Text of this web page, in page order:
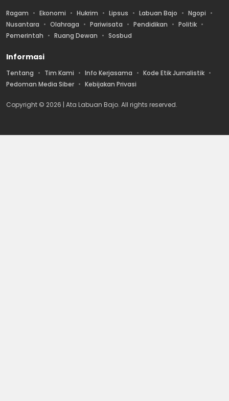
Ragam Ekonomi Hukrim Lipsus Labuan Bajo
Ngopi
Nusantara
Olahraga Pariwisata Pendidikan
Politik
Pemerintah
Ruang Dewan Sosbud
Informasi
Tentang Tim Kami Info Kerjasama
Kode Etik Jurnalistik
Pedoman Media Siber
Kebijakan Privasi
Copyright © 2026 | Ata Labuan Bajo. All rights reserved.